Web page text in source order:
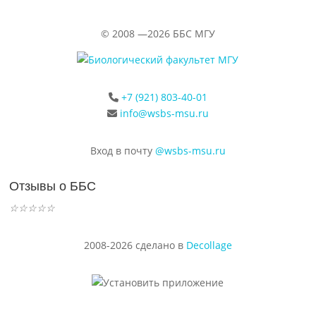
© 2008 —2026 ББС МГУ
+7 (921) 803-40-01
info@wsbs-msu.ru
Вход в почту @wsbs-msu.ru
Отзывы о ББС
☆☆☆☆☆
2008-2026 сделано в Decollage